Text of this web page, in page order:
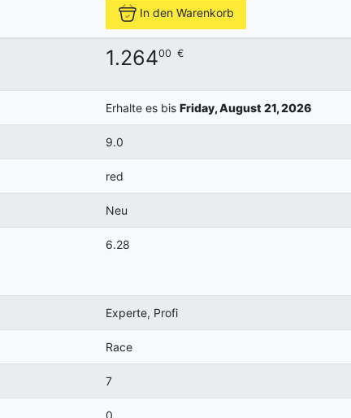
In den Warenkorb
1.26400 €
Erhalte es bis Friday, August 21, 2026
9.0
red
Neu
6.28
Experte, Profi
Race
7
0